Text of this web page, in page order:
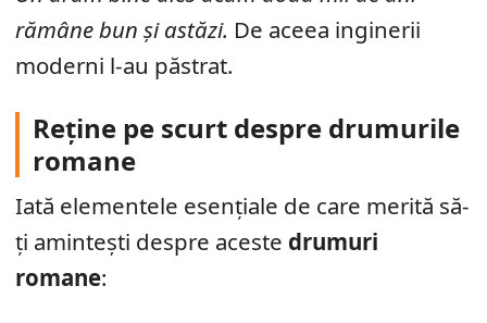
rămâne bun și astăzi. De aceea inginerii
moderni l-au păstrat.
Reține pe scurt despre drumurile
romane
Iată elementele esențiale de care merită să-
ți amintești despre aceste drumuri
romane: